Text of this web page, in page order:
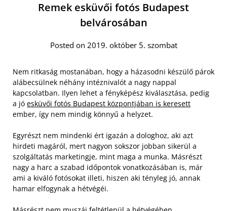
Remek esküvői fotós Budapest
belvárosában
Posted on 2019. október 5. szombat
Nem ritkaság mostanában, hogy a házasodni készülő párok
alábecsülnek néhány intéznivalót a nagy nappal
kapcsolatban. Ilyen lehet a fényképész kiválasztása, pedig
a jó esküvői fotós Budapest központjában is keresett
ember, így nem mindig könnyű a helyzet.
Egyrészt nem mindenki ért igazán a dologhoz, aki azt
hirdeti magáról, mert nagyon sokszor jobban sikerül a
szolgáltatás marketingje, mint maga a munka. Másrészt
nagy a harc a szabad időpontok vonatkozásában is, már
ami a kiváló fotósokat illeti, hiszen aki tényleg jó, annak
hamar elfogynak a hétvégéi.